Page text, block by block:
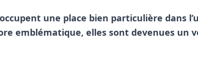
une place bien particulière dans
emblématique, elles sont devenues un